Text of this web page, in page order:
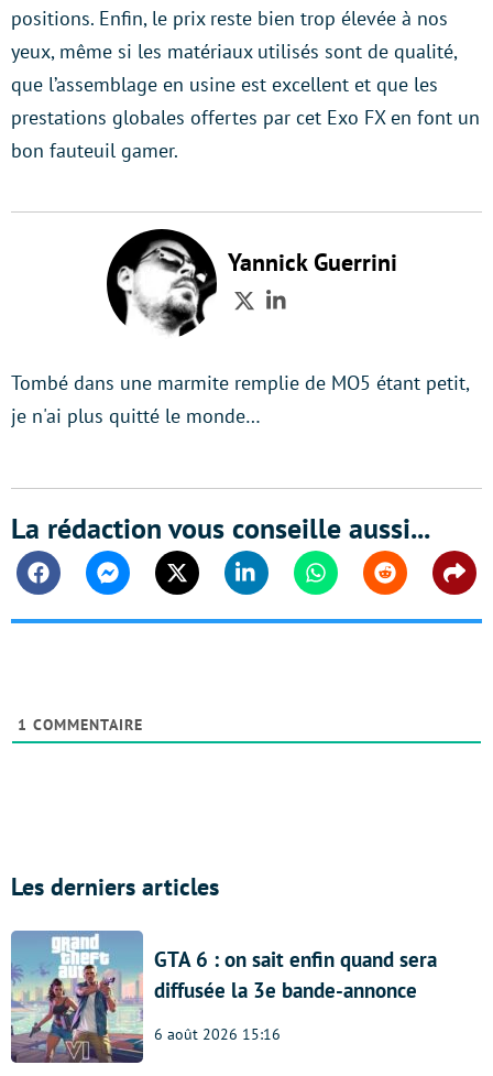
positions. Enfin, le prix reste bien trop élevée à nos
yeux, même si les matériaux utilisés sont de qualité,
que l’assemblage en usine est excellent et que les
prestations globales offertes par cet Exo FX en font un
bon fauteuil gamer.
Yannick Guerrini
TwitterLinkedIn
Tombé dans une marmite remplie de MO5 étant petit,
je n'ai plus quitté le monde…
La rédaction vous conseille aussi...
FacebookMessengerTwitter Linkedin WhatsappReddit
1 COMMENTAIRE
Les derniers articles
GTA 6 : on sait enfin quand sera
diffusée la 3e bande-annonce
6 août 2026 15:16